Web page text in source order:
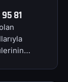
81